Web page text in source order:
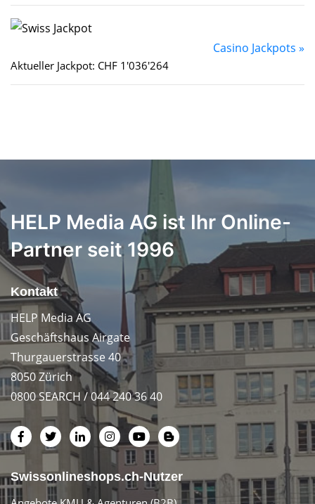
Casino Jackpots »
Aktueller Jackpot: CHF 1'036'264
HELP Media AG ist Ihr Online-
Partner seit 1996
Kontakt
HELP Media AG
Geschäftshaus Airgate
Thurgauerstrasse 40
8050 Zürich
0800 SEARCH / 044 240 36 40
Swissonlineshops.ch-Nutzer